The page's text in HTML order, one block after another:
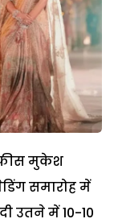
मुकेश
समारोह में
उतने में 10-10